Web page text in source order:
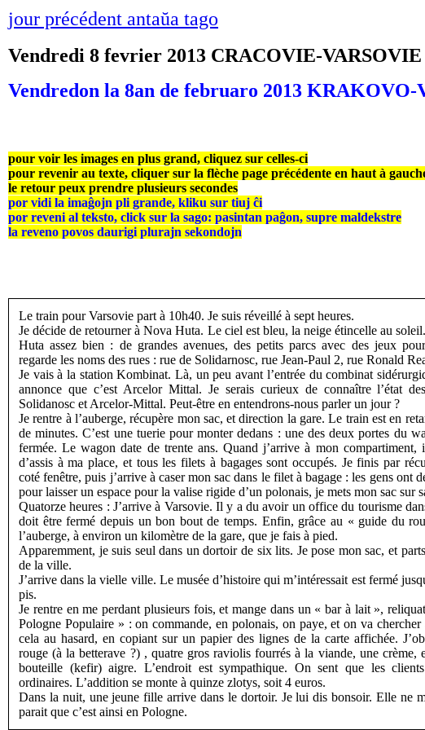
jour précédent antaŭa tago
Vendredi 8 fevrier 2013 CRACOVIE-VARSOVIE
Vendredon la 8an de februaro 2013 KRAKOVO-
pour voir les images en plus grand, cliquez sur celles-ci
pour revenir au texte, cliquer sur la flèche page précédente en haut à
le retour peux prendre plusieurs secondes
por vidi la imaĝojn pli grande, kliku sur tiuj ĉi
por reveni al teksto, click sur la sago: pasintan paĝon, supre maldekstre
la reveno povos daurigi plurajn sekondojn
Le train pour Varsovie part à 10h40. Je suis réveillé à sept heures.
Je décide de retourner à Nova Huta. Le ciel est bleu, la neige étincelle au
Huta assez bien : de grandes avenues, des petits parcs avec des jeux
regarde les noms des rues : rue de Solidarnosc, rue Jean-Paul 2, rue Ronald
Je vais à la station Kombinat. Là, un peu avant l’entrée du combinat
annonce que c’est Arcelor Mittal. Je serais curieux de connaître l’état
Solidanosc et Arcelor-Mittal. Peut-être en entendrons-nous parler un jour ?
Je rentre à l’auberge, récupère mon sac, et direction la gare. Le train est en
de minutes. C’est une tuerie pour monter dedans : une des deux portes du
fermée. Le wagon date de trente ans. Quand j’arrive à mon compartiment,
d’assis à ma place, et tous les filets à bagages sont occupés. Je finis par
coté fenêtre, puis j’arrive à caser mon sac dans le filet à bagage : les gens ont
pour laisser un espace pour la valise rigide d’un polonais, je mets mon sac sur
Quatorze heures : J’arrive à Varsovie. Il y a du avoir un office du tourisme
doit être fermé depuis un bon bout de temps. Enfin, grâce au « guide du
l’auberge, à environ un kilomètre de la gare, que je fais à pied.
Apparemment, je suis seul dans un dortoir de six lits. Je pose mon sac, et
de la ville.
J’arrive dans la vielle ville. Le musée d’histoire qui m’intéressait est fermé
pis.
Je rentre en me perdant plusieurs fois, et mange dans un « bar à lait »,
Pologne Populaire » : on commande, en polonais, on paye, et on va chercher
cela au hasard, en copiant sur un papier des lignes de la carte affichée.
rouge (à la betterave ?) , quatre gros raviolis fourrés à la viande, une crème,
bouteille (kefir) aigre. L’endroit est sympathique. On sent que les
ordinaires. L’addition se monte à quinze zlotys, soit 4 euros.
Dans la nuit, une jeune fille arrive dans le dortoir. Je lui dis bonsoir. Elle ne
parait que c’est ainsi en Pologne.